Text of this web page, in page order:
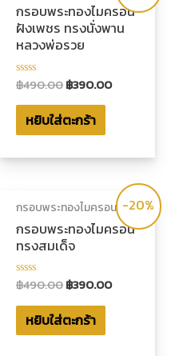
กรอบพระทองไมครอน
ฝังเพชร ทรงนั่งพาน
หลวงพ่อรวย
ให้
0
ตั้งแต่
5
฿490.00฿390.00
หยิบใส่ตะกร้า
-20%
กรอบพระทองไมครอน
กรอบพระทองไมครอน
ทรงสมเด็จ
ให้
0
ตั้งแต่
5
฿490.00฿390.00
หยิบใส่ตะกร้า